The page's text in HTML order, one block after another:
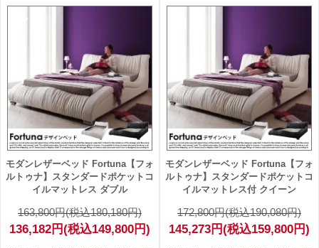
モダンレザーベッド Fortuna【フォ
ルトゥナ】スタンダードポケットコ
イルマットレス ダブル
163,800円(税込180,180円)
136,182円(税込149,800円)
モダンレザーベッド Fortuna【フォ
ルトゥナ】スタンダードポケットコ
イルマットレス付 クイーン
172,800円(税込190,080円)
145,273円(税込159,800円)